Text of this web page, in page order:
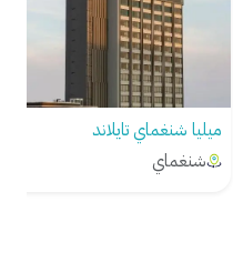
منتجع سبا بانفيمان شيانغ ماي
تايلاند